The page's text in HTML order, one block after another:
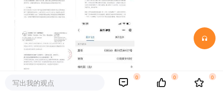
写出我的观点
0 0 0